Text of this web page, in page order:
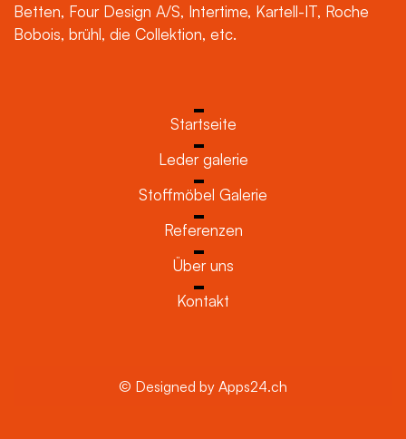
Betten, Four Design A/S, Intertime, Kartell-IT, Roche
Bobois, brühl, die Collektion, etc.
Startseite
Leder galerie
Stoffmöbel Galerie
Referenzen
Über uns
Kontakt
© Designed by Apps24.ch